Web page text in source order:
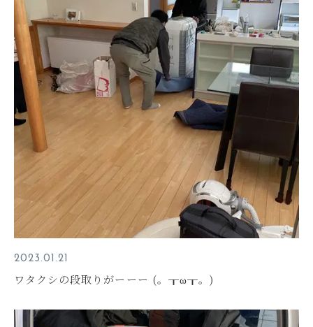
2023.01.21
ワタクシの段取りがーーー (。┰ω┰。)